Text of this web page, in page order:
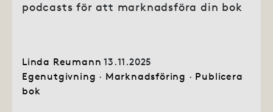
podcasts för att marknadsföra din bok
Linda Reumann 13.11.2025
Egenutgivning · Marknadsföring · Publicera
bok